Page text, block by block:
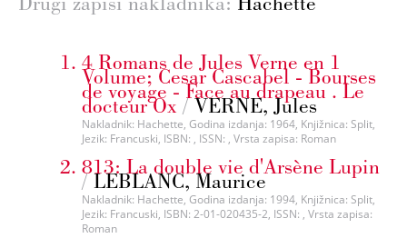
4 Romans de Jules Verne en 1
Volume; Cesar Cascabel - Bourses
de voyage - Face au drapeau . Le
docteur Ox /VERNE, Jules
Nakladnik: Hachette, Godina izdanja: 1964, Knjižnica: Split,
Jezik: Francuski, ISBN: , ISSN: , Vrsta zapisa: Roman
813: La double vie d'Arsène Lupin
/LEBLANC, Maurice
Nakladnik: Hachette, Godina izdanja: 1994, Knjižnica: Split,
Jezik: Francuski, ISBN: 2-01-020435-2, ISSN: , Vrsta zapisa:
Roman